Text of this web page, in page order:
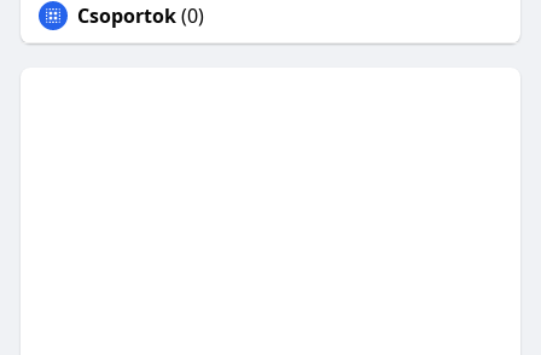
Csoportok(0)